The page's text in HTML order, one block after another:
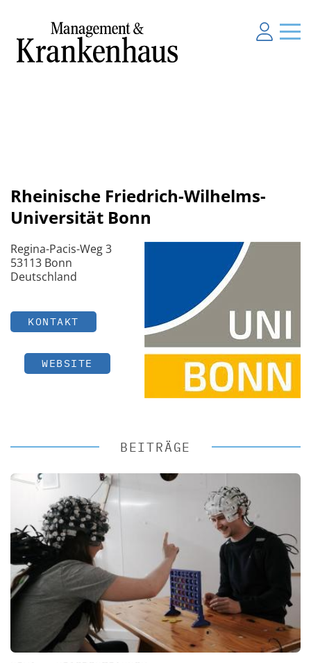
Rheinische Friedrich-Wilhelms-
Universität Bonn
Regina-Pacis-Weg 3
53113 Bonn
Deutschland
KONTAKT
WEBSITE
BEITRÄGE